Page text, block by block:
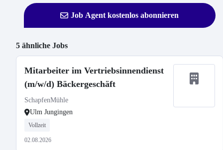
Job Agent kostenlos abonnieren
5 ähnliche Jobs
Mitarbeiter im Vertriebsinnendienst
(m/w/d) Bäckergeschäft
SchapfenMühle
Ulm Jungingen
Vollzeit
02.08.2026